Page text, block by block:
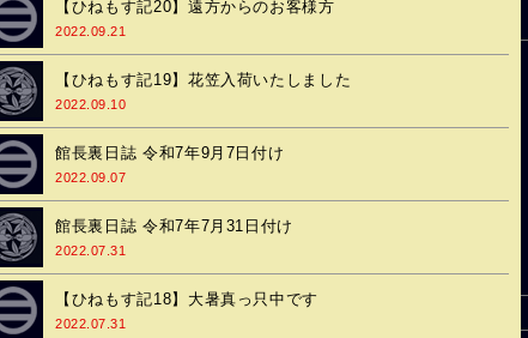
【ひねもす記20】遠方からのお客様方
2022.09.21
【ひねもす記19】花笠入荷いたしました
2022.09.10
館長裏日誌 令和7年9月7日付け
2022.09.07
館長裏日誌 令和7年7月31日付け
2022.07.31
【ひねもす記18】大暑真っ只中です
2022.07.31